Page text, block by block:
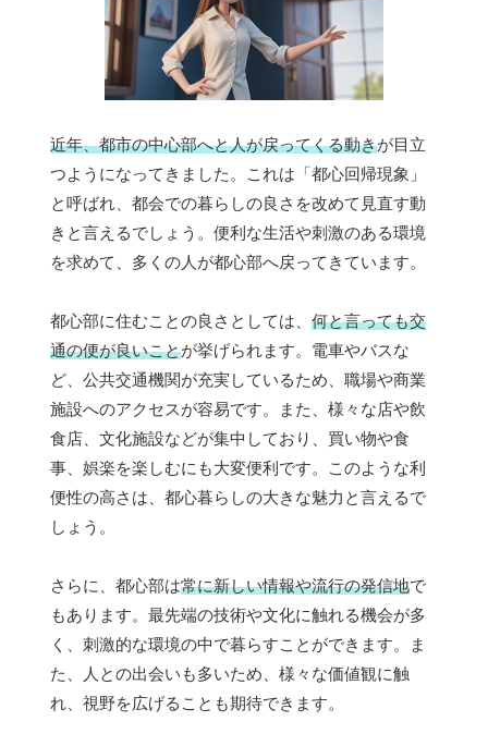
近年、都市の中心部へと人が戻ってくる動きが目立
つようになってきました。これは「都心回帰現象」
と呼ばれ、都会での暮らしの良さを改めて見直す動
きと言えるでしょう。便利な生活や刺激のある環境
を求めて、多くの人が都心部へ戻ってきています。
都心部に住むことの良さとしては、 何と言っても交
通の便が良いことが挙げられます。電車やバスな
ど、公共交通機関が充実しているため、職場や商業
施設へのアクセスが容易です。また、様々な店や飲
食店、文化施設などが集中しており、買い物や食
事、娯楽を楽しむにも大変便利です。このような利
便性の高さは、都心暮らしの大きな魅力と言えるで
しょう。
さらに、都心部は常に新しい情報や流行の発信地で
もあります。最先端の技術や文化に触れる機会が多
く、刺激的な環境の中で暮らすことができます。ま
た、人との出会いも多いため、様々な価値観に触
れ、視野を広げることも期待できます。